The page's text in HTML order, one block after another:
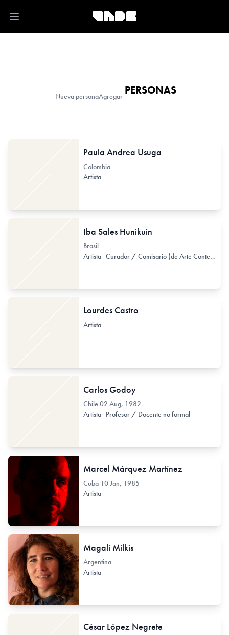
Open main menu
Nueva personaAgregar PERSONAS
Paula Andrea Usuga
Colombia
Artista
Iba Sales Hunikuin
Brasil
Artista Curador / Comisario (de Arte Contemporáneo)
Lourdes Castro
Artista
Carlos Godoy
Chile 02 Aug, 1982
Artista Profesor / Docente no formal
Marcel Márquez Martínez
Cuba 10 Jan, 1985
Artista
Magali Milkis
Argentina
Artista
César López Negrete